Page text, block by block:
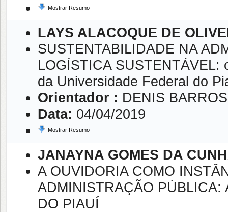
Mostrar Resumo
LAYS ALACOQUE DE
SUSTENTABILIDADE NA
LOGÍSTICA SUSTENTÁVEL:
da Universidade Federal do
Orientador : DENIS
Data: 04/04/2019
Mostrar Resumo
JANAYNA GOMES DA
A OUVIDORIA COMO
ADMINISTRAÇÃO
DO PIAUÍ